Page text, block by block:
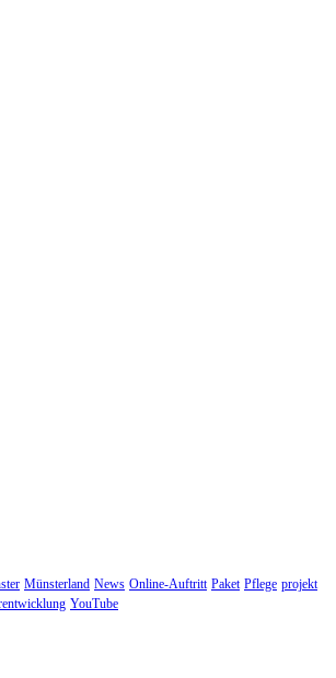
Münsterland News Online-Auftritt Paket Pflege projekt
YouTube